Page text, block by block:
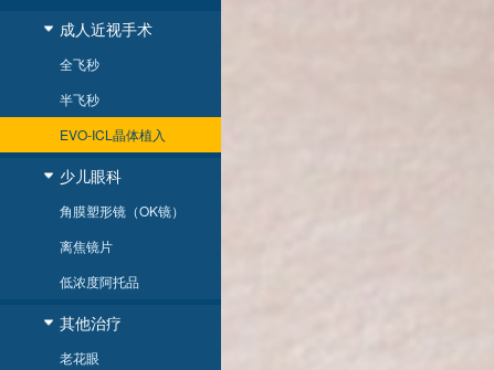
成人近视手术
全飞秒
半飞秒
EVO-ICL晶体植入
少儿眼科
角膜塑形镜（OK镜）
离焦镜片
低浓度阿托品
其他治疗
老花眼